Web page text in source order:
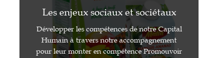
Les enjeux sociaux et sociétaux
Développer les compétences de notre Capital
Humain à travers notre accompagnement
pour leur monter en compétence Promouvoir